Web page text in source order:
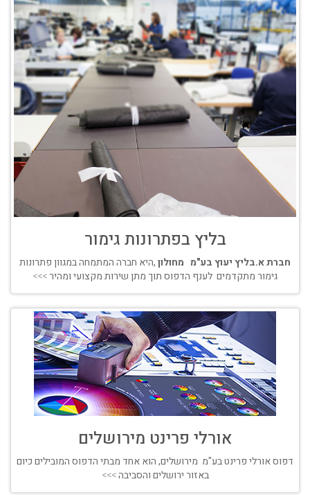
בליץ בפתרונות גימור
חברת א.בליץ יעוץ בע"מ מחולון,היא חברה המתמחה במגוון פתרונות
גימור מתקדמים לענף הדפוס תוך מתן שירות מקצועי ומהיר>>>
אורלי פרינט מירושלים
דפוס אורלי פרינט בע"מ מירושלים, הוא אחד מבתי הדפוס המובילים כיום
באזור ירושלים והסביבה>>>